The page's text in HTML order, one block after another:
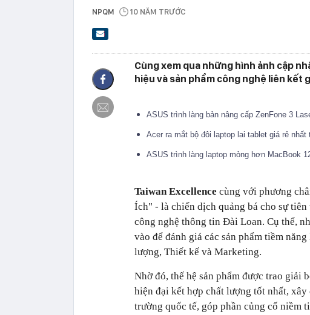
NPQM 10 NĂM TRƯỚC
Cùng xem qua những hình ảnh cập
hiệu và sản phẩm công nghệ liên kết
ASUS trình làng bản nâng cấp ZenFone 3
Acer ra mắt bộ đôi laptop lai tablet giá rẻ
ASUS trình làng laptop mỏng hơn MacBook
Taiwan Excellence cùng với phương
Ích" - là chiến dịch quảng bá cho sự
công nghệ thông tin Đài Loan. Cụ thể,
vào để đánh giá các sản phẩm tiềm
lượng, Thiết kế và Marketing.
Nhờ đó, thế hệ sản phẩm được trao giải
hiện đại kết hợp chất lượng tốt nhất,
trường quốc tế, góp phần củng cố niềm